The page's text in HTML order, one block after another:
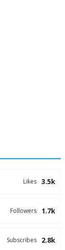
3.5k
Likes
1.7k
Followers
2.8k
Subscribes